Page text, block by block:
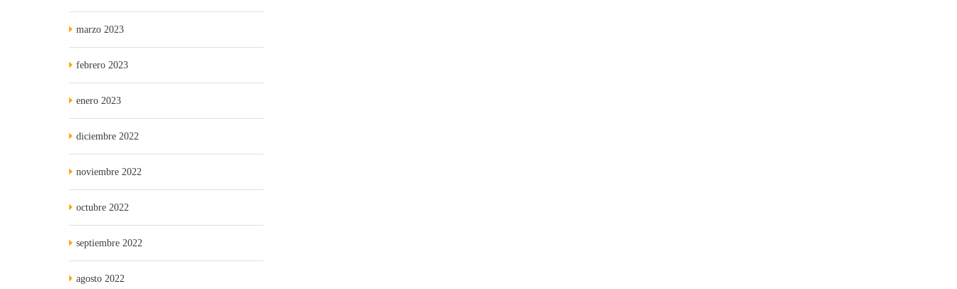
marzo 2023
febrero 2023
enero 2023
diciembre 2022
noviembre 2022
octubre 2022
septiembre 2022
agosto 2022